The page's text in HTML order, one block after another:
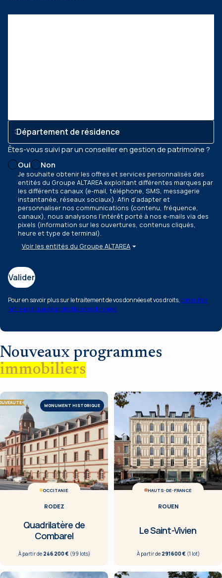
Êtes-vous suivi par un conseiller en gestion de patrimoine ?
Oui
Non
Je souhaite obtenir les offres et services personnalisés des
entités du Groupe ALTAREA exploitant différentes marques par
les différents canaux (e-mail, téléphone, SMS, messagerie
instantanée, réseaux sociaux) . Afin d’adapter et
personnaliser nos communications (contenu, fréquence,
canaux) , nous analysons l’intérêt porté à nos e-mails via des
pixels (information sur les ouvertures, contenus cliqués,
heure et type de terminal)
Voir les entités du Groupe ALTAREA
Valider
Pour en savoir plus sur le traitement de vos données et vos droits,consultez
notre politique de protection des données
Nouveaux programmes
immobiliers
MONUMENT HISTORIQUE
OCCITANIE
RODEZ
Quadrilatère de
Combarel
À partir de 246 200 € (99 lots)
HAUTS-DE-FRANCE
ROUEN
Le Saint-Vivien
À partir de 291 600 € (1 lot)